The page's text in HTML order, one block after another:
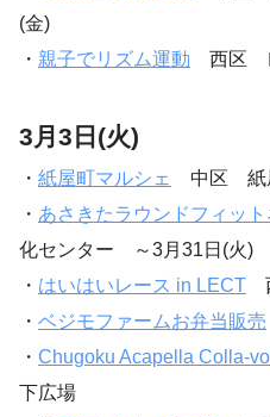
(金)
・ 親子でリズム運動 西区
3月3日(火)
・ 紙屋町マルシェ
中区 紙
・ あさきたラウンドフィット
化センター ～3月31日(火)
・ はいはいレース in LECT
・ ベジモファームお弁当販売
・ Chugoku Acapella Colla-
下広場